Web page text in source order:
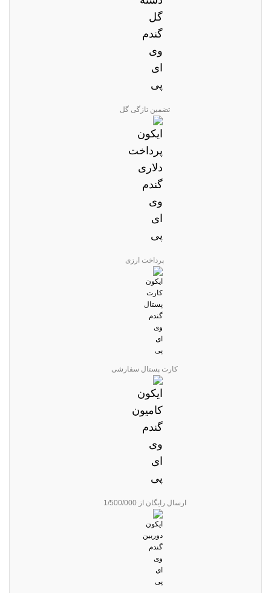
تضمین تازگی گل
پرداخت ارزی
کارت پستال سفارشی
ارسال رایگان از 1/500/000